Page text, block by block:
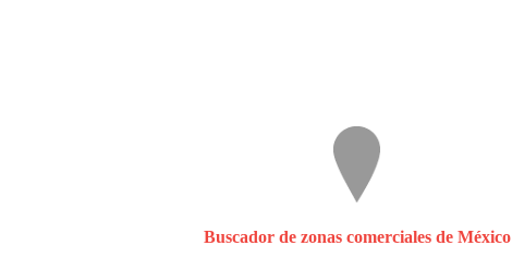
Buscador de zonas comerciales de México